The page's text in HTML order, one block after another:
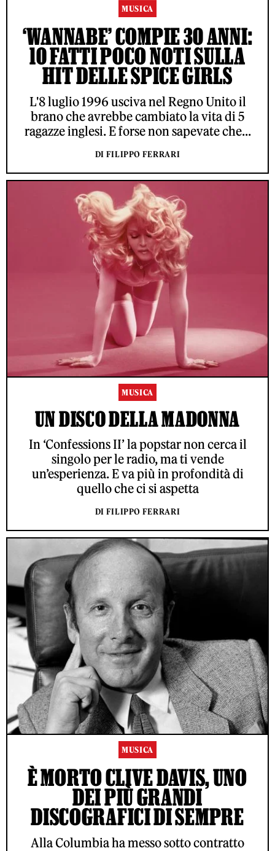
MUSICA
‘WANNABE’ COMPIE 30 ANNI:
10 FATTI POCO NOTI SULLA
HIT DELLE SPICE GIRLS
L'8 luglio 1996 usciva nel Regno Unito il
brano che avrebbe cambiato la vita di 5
ragazze inglesi. E forse non sapevate che...
DI FILIPPO FERRARI
MUSICA
UN DISCO DELLA MADONNA
In ‘Confessions II’ la popstar non cerca il
singolo per le radio, ma ti vende
un’esperienza. E va più in profondità di
quello che ci si aspetta
DI FILIPPO FERRARI
MUSICA
È MORTO CLIVE DAVIS, UNO
DEI PIÙ GRANDI
DISCOGRAFICI DI SEMPRE
Alla Columbia ha messo sotto contratto